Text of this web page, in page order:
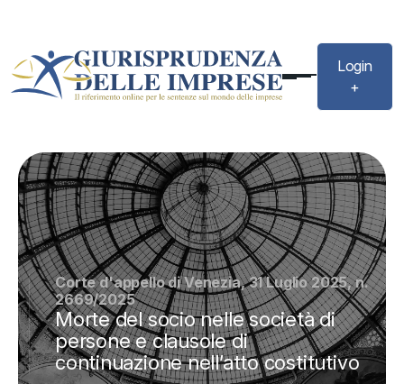
Login
+
Corte d'appello di Venezia, 31 Luglio 2025, n.
2669/2025
Morte del socio nelle società di
persone e clausole di
continuazione nell’atto costitutivo